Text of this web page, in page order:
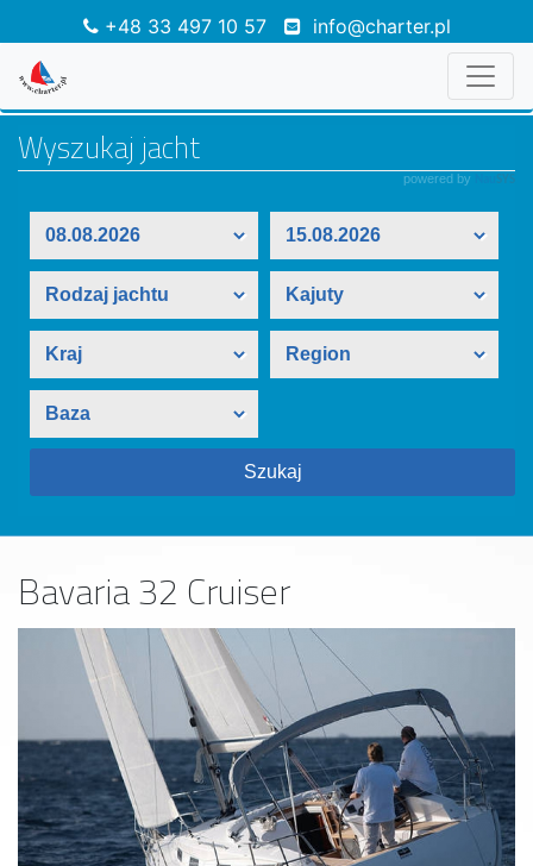
+48 33 497 10 57 info@charter.pl
Bavaria 32 Cruiser